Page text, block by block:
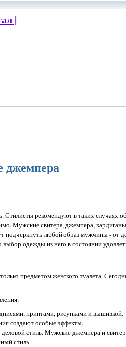
|
джемпера
Стилисты рекомендуют в таких случаях
Мужские свитера, джемпера,
подчеркнуть любой образ мужчины - от
одежды из него в состоянии
предметом женского туалета.
принтами, рисунками и вышивкой.
создают особые эффекты.
стиль. Мужские джемпера и
стиль.